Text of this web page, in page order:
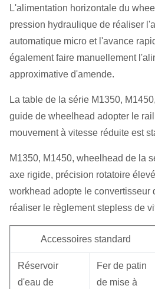
L'alimentation horizontale du
pression hydraulique de réaliser
automatique micro et l'avance
également faire manuellement
approximative d'amende.
La table de la série M1350,
guide de wheelhead adopter le
mouvement à vitesse réduite est
M1350, M1450, wheelhead de la
axe rigide, précision rotatoire
workhead adopte le convertisseur
réaliser le règlement stepless de
Accessoires standard
Réservoir
d'eau de
Fer de patin
de mise à